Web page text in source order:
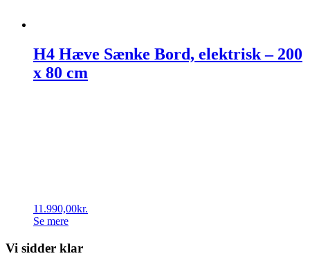
H4 Hæve Sænke Bord, elektrisk – 200
x 80 cm
11.990,00kr.
Se mere
Vi sidder klar